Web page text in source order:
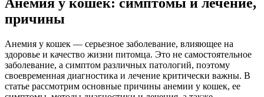
причины
Анемия у кошек — серьезное заболевание, влияющее на
здоровье и качество жизни питомца. Это не самостоятельное
заболевание, а симптом различных патологий, поэтому
своевременная диагностика и лечение критически важны. В
статье рассмотрим основные причины анемии у кошек, ее